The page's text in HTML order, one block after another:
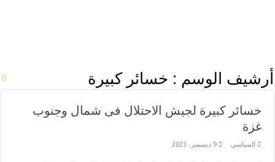
أرشيف الوسم : خسائر كبيرة
خسائر كبيرة لجيش الاحتلال فى شمال وجنوب
غزة
السياسي 9 ديسمبر، 2023